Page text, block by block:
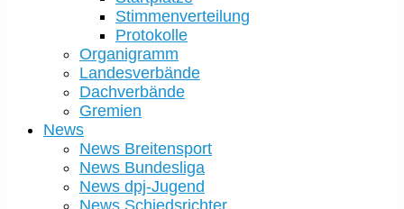
Stimmenverteilung
Protokolle
Organigramm
Landesverbände
Dachverbände
Gremien
News
News Breitensport
News Bundesliga
News dpj-Jugend